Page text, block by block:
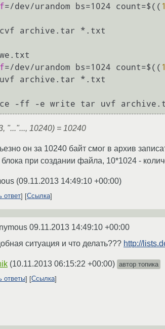
=/dev/urandom bs=1024 count=$((
archive.tar *.txt
=/dev/urandom bs=1024 count=$((
archive.tar *.txt
"..."..., 10240) = 10240
он за 10240 байт смог в архив
при создании файла, 10*1024 -
(09.11.2013 14:49:10 +00:00)
ответ Ссылка
09.11.2013 14:49:10 +00:00
ситуация и что делать??? http://
(10.11.2013 06:15:22 +00:00) автор топика
ответы
Ссылка